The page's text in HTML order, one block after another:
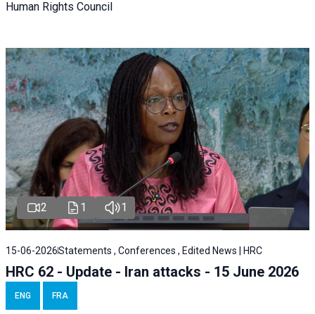
Human Rights Council
2 1 1
15-06-2026Statements , Conferences , Edited News | HRC
HRC 62 - Update - Iran attacks - 15 June 2026
ENG FRA